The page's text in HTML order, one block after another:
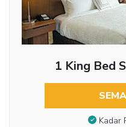
1 King Bed
Kadar